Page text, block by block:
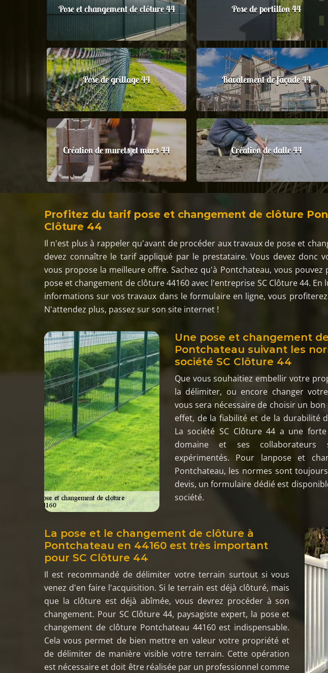
Pose et changement de clôture 44 Pose de portillon 44
Pose de grillage 44 Ravalement de façade 44
Création de murets et murs 44 Création de dalle 44
Profitez du tarif pose et changement de clôture
Clôture 44
Il n'est plus à rappeler qu'avant de procéder aux travaux de pose et
devez connaître le tarif appliqué par le prestataire. Vous devez donc
vous propose la meilleure offre. Sachez qu'à Pontchateau, vous
pose et changement de clôture 44160 avec l'entreprise SC Clôture 44.
informations sur vos travaux dans le formulaire en ligne, vous
N'attendez plus, passez sur son site internet !
Une pose et changement
Pontchateau suivant les
société SC Clôture 44
Que vous souhaitiez embellir votre
la délimiter, ou encore changer
vous sera nécessaire de choisir un
effet, de la fiabilité et de la durabilité
La société SC Clôture 44 a une
domaine et ses collaborateurs
expérimentés. Pour lanpose et
Pontchateau, les normes sont
devis, un formulaire dédié est
société.
La pose et le changement de clôture à
Pontchateau en 44160 est très important
pour SC Clôture 44
Il est recommandé de délimiter votre terrain surtout si vous
venez d'en faire l'acquisition. Si le terrain est déjà clôturé, mais
que la clôture est déjà abîmée, vous devrez procéder à son
changement. Pour SC Clôture 44, paysagiste expert, la pose et
changement de clôture Pontchateau 44160 est indispensable.
Cela vous permet de bien mettre en valeur votre propriété et
de délimiter de manière visible votre terrain. Cette opération
est nécessaire et doit être réalisée par un professionnel comme